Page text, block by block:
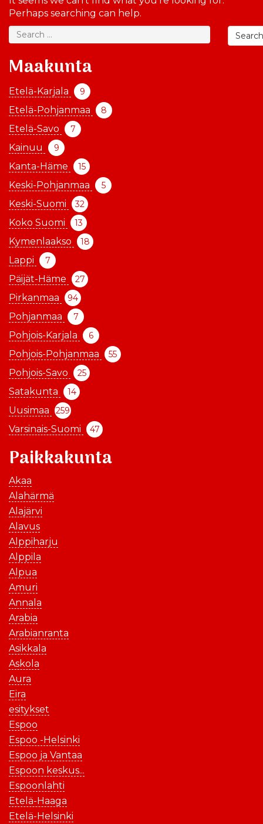
Perhaps searching can help.
Maakunta
Etelä-Karjala 9
Etelä-Pohjanmaa 8
Etelä-Savo 7
Kainuu 9
Kanta-Häme 15
Keski-Pohjanmaa 5
Keski-Suomi 32
Koko Suomi 13
Kymenlaakso 18
Lappi 7
Päijät-Häme 27
Pirkanmaa 94
Pohjanmaa 7
Pohjois-Karjala 6
Pohjois-Pohjanmaa 55
Pohjois-Savo 25
Satakunta 14
Uusimaa 259
Varsinais-Suomi 47
Paikkakunta
Akaa
Alahärmä
Alajärvi
Alavus
Alppiharju
Alppila
Alpua
Amuri
Annala
Arabia
Arabianranta
Asikkala
Askola
Aura
Eira
esitykset
Espoo
Espoo -Helsinki
Espoo ja Vantaa
Espoon keskus...
Espoonlahti
Etelä-Haaga
Etelä-Helsinki